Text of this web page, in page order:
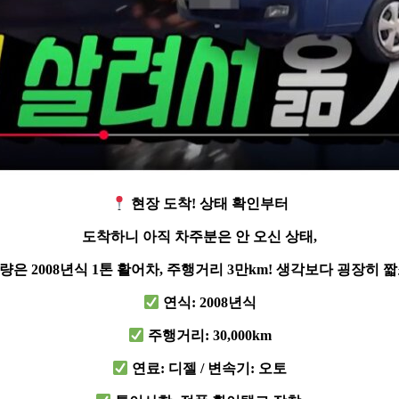
현장 도착! 상태 확인부터
도착하니 아직 차주분은 안 오신 상태,
은 2008년식 1톤 활어차, 주행거리 3만km! 생각보다 굉장히
연식: 2008년식
주행거리: 30,000km
연료: 디젤 / 변속기: 오토